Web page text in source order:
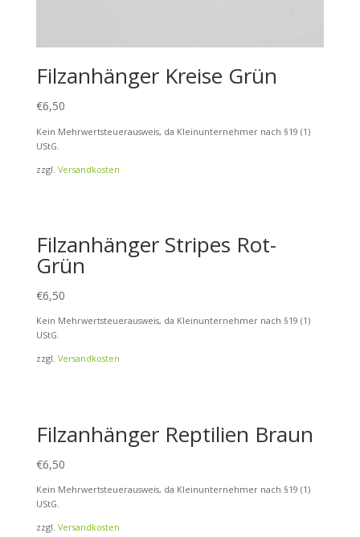
Filzanhänger Kreise Grün
€6,50
Kein Mehrwertsteuerausweis, da Kleinunternehmer nach §19 (1)
UStG.
zzgl. Versandkosten
Filzanhänger Stripes Rot-
Grün
€6,50
Kein Mehrwertsteuerausweis, da Kleinunternehmer nach §19 (1)
UStG.
zzgl. Versandkosten
Filzanhänger Reptilien Braun
€6,50
Kein Mehrwertsteuerausweis, da Kleinunternehmer nach §19 (1)
UStG.
zzgl. Versandkosten